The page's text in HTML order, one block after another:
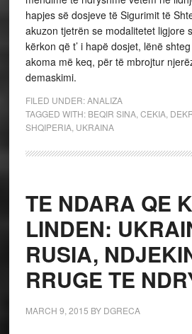
hapjes së dosjeve të Sigurimit të
akuzon tjetrën se modalitetet ligjore
kërkon që t’ i hapë dosjet, lënë
akoma më keq, për të mbrojtur
demaskimi.
FILED UNDER:ANALIZA
TAGGED WITH: BEQIR SINA, CEKIA,
SHQIPERIA, UKRAINA
TE NDARA QE
LINDEN:
RUSIA,
RRUGE TE
MARCH 9, 2015 BY DGRECA